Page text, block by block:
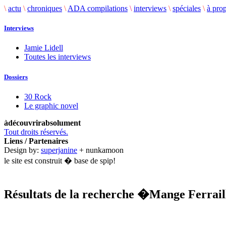
\ actu \ chroniques \ ADA compilations \ interviews \ spéciales \ à
Interviews
Jamie Lidell
Toutes les interviews
Dossiers
30 Rock
Le graphic novel
àdécouvrirabsolument
Tout droits réservés.
Liens / Partenaires
Design by: superjanine + nunkamoon
le site est construit � base de spip!
Résultats de la recherche �Mange